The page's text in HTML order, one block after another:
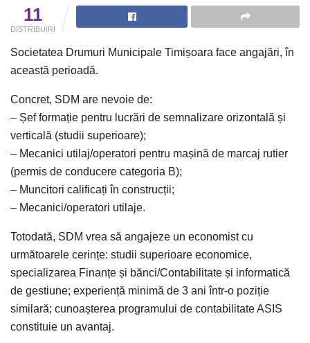
11
DISTRIBUIRI
Societatea Drumuri Municipale Timișoara face angajări, în
această perioadă.
Concret, SDM are nevoie de:
– Șef formație pentru lucrări de semnalizare orizontală și
verticală (studii superioare);
– Mecanici utilaj/operatori pentru mașină de marcaj rutier
(permis de conducere categoria B);
– Muncitori calificați în construcții;
– Mecanici/operatori utilaje.
Totodată, SDM vrea să angajeze un economist cu
următoarele cerințe: studii superioare economice,
specializarea Finanțe și bănci/Contabilitate și informatică
de gestiune; experiență minimă de 3 ani într-o poziție
similară; cunoașterea programului de contabilitate ASIS
constituie un avantaj.